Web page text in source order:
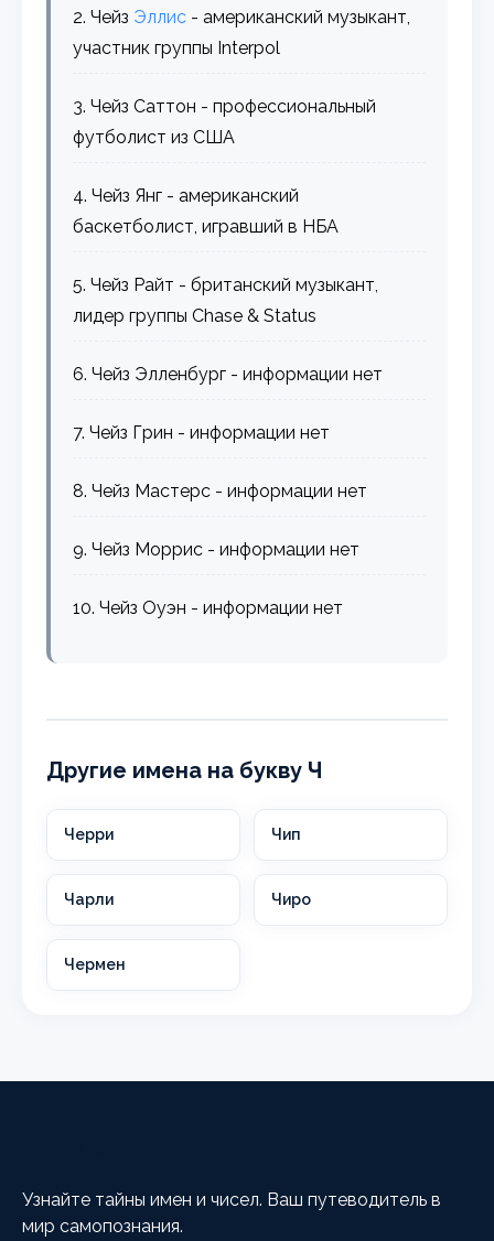
2. Чейз Эллис - американский музыкант,
участник группы Interpol
3. Чейз Саттон - профессиональный
футболист из США
4. Чейз Янг - американский
баскетболист, игравший в НБА
5. Чейз Райт - британский музыкант,
лидер группы Chase & Status
6. Чейз Элленбург - информации нет
7. Чейз Грин - информации нет
8. Чейз Мастерс - информации нет
9. Чейз Моррис - информации нет
10. Чейз Оуэн - информации нет
Другие имена на букву Ч
Черри Чип
Чарли Чиро
Чермен
Узнайте тайны имен и чисел. Ваш путеводитель в
мир самопознания.